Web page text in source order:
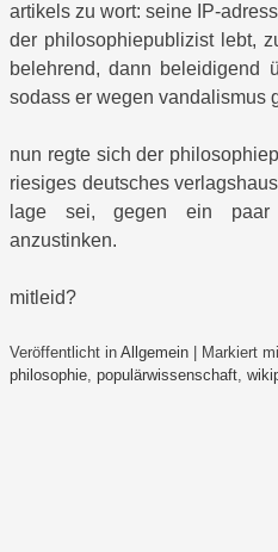
artikels zu wort: seine IP-
der philosophiepublizist lebt,
belehrend, dann beleidigend
sodass er wegen vandalismus
nun regte sich der
riesiges deutsches
lage sei, gegen ein
anzustinken.
mitleid?
Veröffentlicht in Allgemein Markiert
philosophie, populärwissenschaft,